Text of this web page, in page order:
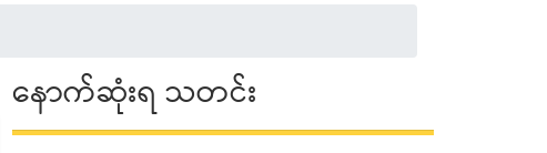
နောက်ဆုံးရ သတင်း